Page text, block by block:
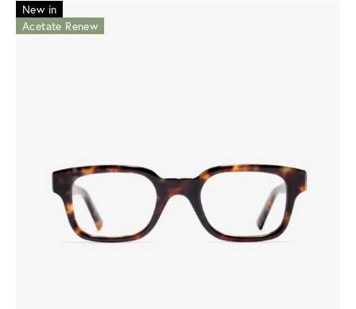
New in
Acetate Renew